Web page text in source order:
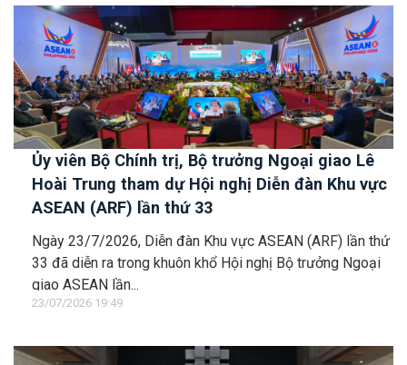
Ủy viên Bộ Chính trị, Bộ trưởng Ngoại giao Lê
Hoài Trung tham dự Hội nghị Diễn đàn Khu vực
ASEAN (ARF) lần thứ 33
Ngày 23/7/2026, Diễn đàn Khu vực ASEAN (ARF) lần thứ
33 đã diễn ra trong khuôn khổ Hội nghị Bộ trưởng Ngoại
giao ASEAN lần...
23/07/2026 19:49